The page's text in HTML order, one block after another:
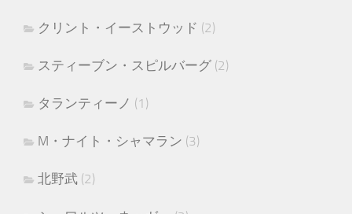
クリント・イーストウッド (2)
スティーブン・スピルバーグ (2)
タランティーノ (1)
M・ナイト・シャマラン (3)
北野武 (2)